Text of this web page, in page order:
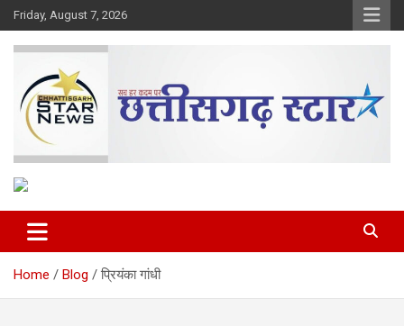
Skip
to
content
Friday, August 7, 2026
Chhattisgarh Star
Home Blog प्रियंका गांधी